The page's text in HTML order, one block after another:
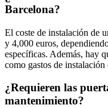
Barcelona?
El coste de instalación de
y 4,000 euros,
específicas. Además, hay
como gastos de instalación
¿Requieren las
mantenimiento?